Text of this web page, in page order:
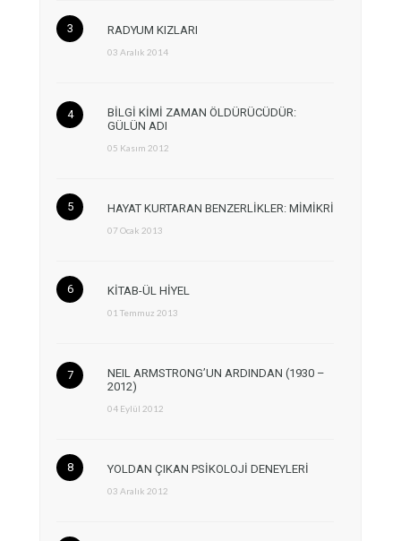
RADYUM KIZLARI
03 Aralık 2014
BİLGİ KİMİ ZAMAN ÖLDÜRÜCÜDÜR:
GÜLÜN ADI
05 Kasım 2012
HAYAT KURTARAN BENZERLİKLER: MİMİKRİ
07 Ocak 2013
KİTAB-ÜL HİYEL
01 Temmuz 2013
NEIL ARMSTRONG’UN ARDINDAN (1930 –
2012)
04 Eylül 2012
YOLDAN ÇIKAN PSİKOLOJİ DENEYLERİ
03 Aralık 2012